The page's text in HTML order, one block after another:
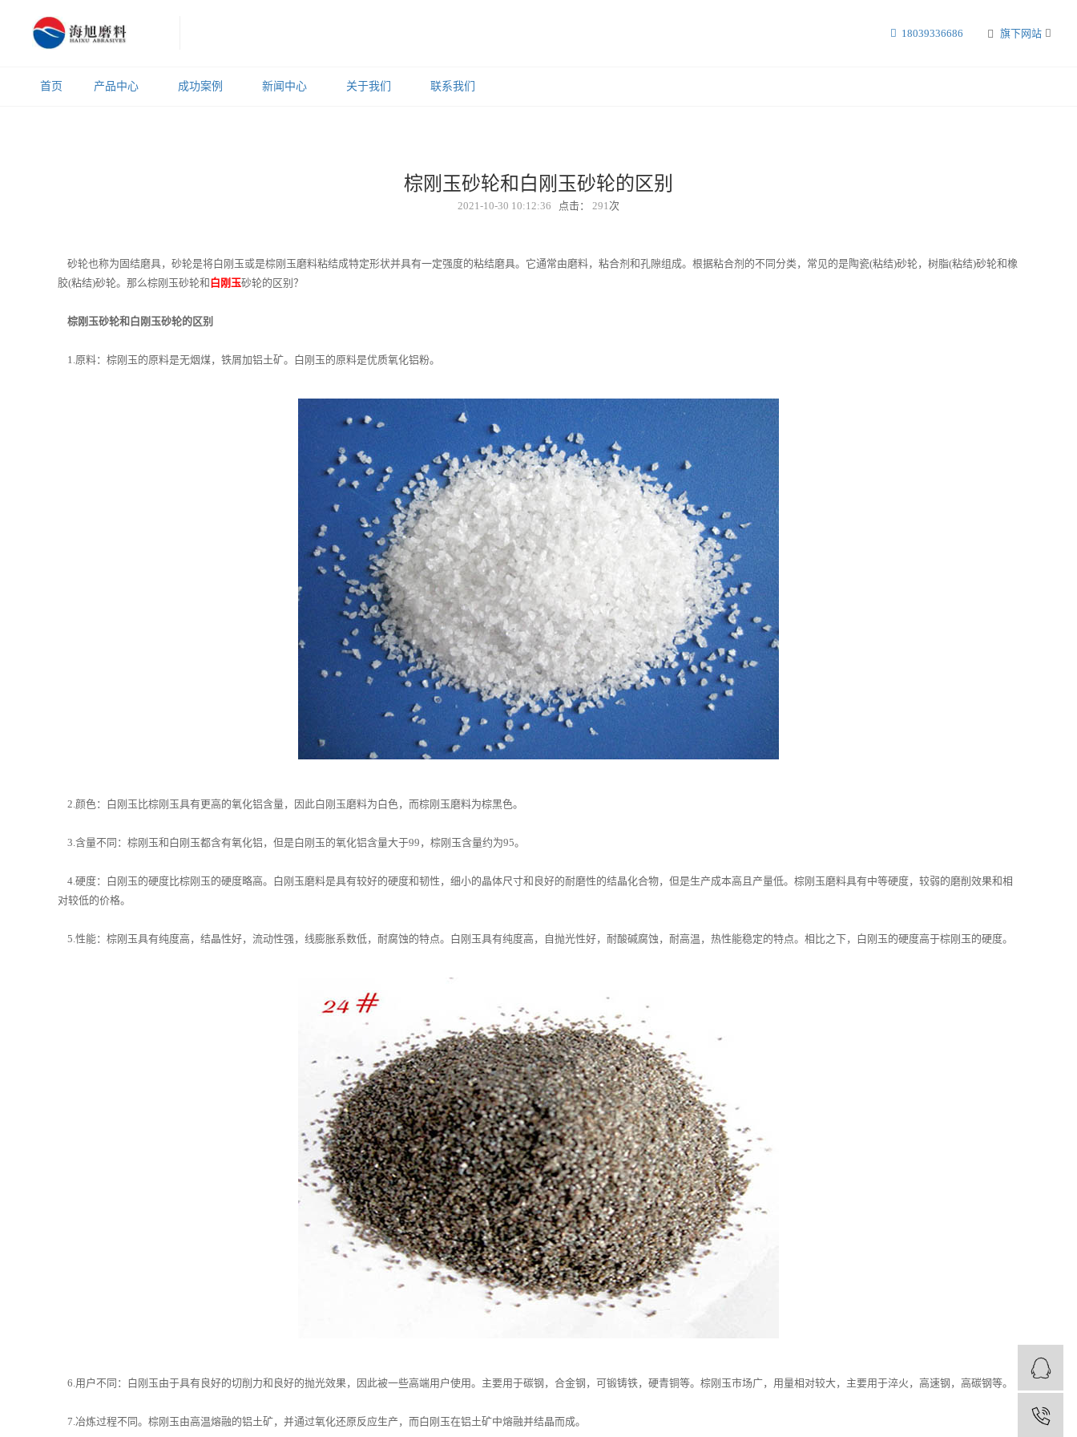
旗下网站
18039336686
首页 产品中心 成功案例 新闻中心 关于我们 联系我们
棕刚玉砂轮和白刚玉砂轮的区别
2021-10-30 10:12:36 点击： 291次
砂轮也称为固结磨具，砂轮是将白刚玉或是棕刚玉磨料粘结成特定形状并具有一定强度的粘结磨具。它通常由磨料，粘合剂和孔隙组成。根据粘合剂的不同分类，常见的是陶瓷(粘结)砂轮，树脂(粘结)砂轮和橡
胶(粘结)砂轮。那么棕刚玉砂轮和 白刚玉砂轮的区别？
棕刚玉砂轮和白刚玉砂轮的区别
1.原料：棕刚玉的原料是无烟煤，铁屑加铝土矿。白刚玉的原料是优质氧化铝粉。
2.颜色：白刚玉比棕刚玉具有更高的氧化铝含量，因此白刚玉磨料为白色，而棕刚玉磨料为棕黑色。
3.含量不同：棕刚玉和白刚玉都含有氧化铝，但是白刚玉的氧化铝含量大于99，棕刚玉含量约为95。
4.硬度：白刚玉的硬度比棕刚玉的硬度略高。白刚玉磨料是具有较好的硬度和韧性，细小的晶体尺寸和良好的耐磨性的结晶化合物，但是生产成本高且产量低。棕刚玉磨料具有中等硬度，较弱的磨削效果和相
对较低的价格。
5.性能：棕刚玉具有纯度高，结晶性好，流动性强，线膨胀系数低，耐腐蚀的特点。白刚玉具有纯度高，自抛光性好，耐酸碱腐蚀，耐高温，热性能稳定的特点。相比之下，白刚玉的硬度高于棕刚玉的硬度。
6.用户不同：白刚玉由于具有良好的切削力和良好的抛光效果，因此被一些高端用户使用。主要用于碳钢，合金钢，可锻铸铁，硬青铜等。棕刚玉市场广，用量相对较大，主要用于淬火，高速钢，高碳钢等。
7.冶炼过程不同。棕刚玉由高温熔融的铝土矿，并通过氧化还原反应生产，而白刚玉在铝土矿中熔融并结晶而成。